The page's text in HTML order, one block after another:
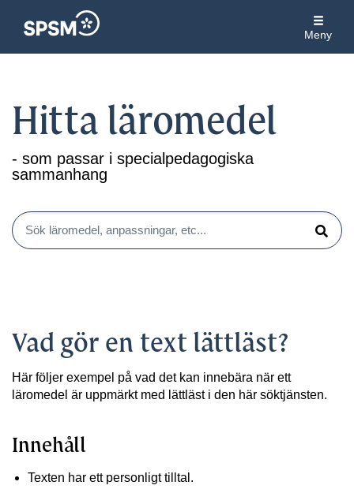
Meny
Hitta läromedel
- som passar i specialpedagogiska
sammanhang
Sök läromedel, anpassningar, etc...
Sök
Vad gör en text lättläst?
Här följer exempel på vad det kan innebära när ett
läromedel är uppmärkt med lättläst i den här söktjänsten.
Innehåll
Texten har ett personligt tilltal.